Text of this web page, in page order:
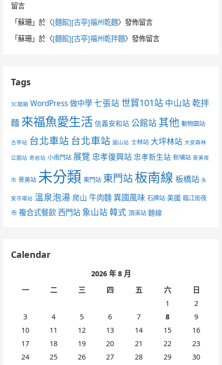
留言
「蘇珊 」於〈[麵館][古亭]福州乾麵〉發佈留言
「蘇珊 」於〈[麵館][古亭]福州乾拌麵〉發佈留言
Tags
3C開箱 WordPress 做中學 七張站 世貿101站 中山站 乾拌
麵 來福魚愛生活 信義安和站 公館站 其他 動物園站
古亭站 台北車站 台北車站 圓山站 士林站 大坪林站 大安森林
公園站 奇岩站 小南門站 展覽 忠孝復興站 忠孝新生站 新埔站 景美夜
市 景美站 未分類 東門站 東門站板南線 板橋站 永
安市場站 溫泉泡湯 爬山 牛肉麵 異國風味 石牌站 美國 臨江街夜
市 複合式餐飲 西門站 象山站 韓式 頂溪站 麵線
Calendar
2026 年 8 月
一
二 三 四 五 六
日
1
2
3
4 5 6 7 8
9
10
11 12 13 14 15
16
17
18 19 20 21 22
23
24
25 26 27 28 29
30